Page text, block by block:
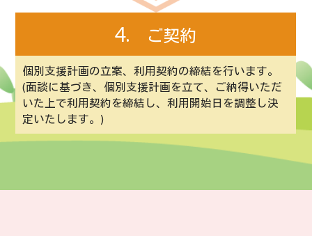
4. ご契約
個別支援計画の立案、利用契約の締結を行います。
(面談に基づき、個別支援計画を立て、ご納得いただ
いた上で利用契約を締結し、利用開始日を調整し決
定いたします。)